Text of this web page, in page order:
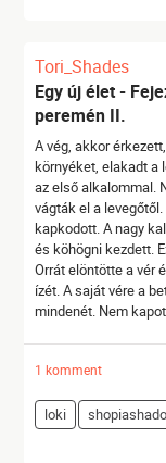
Tori_Shades
Egy új élet -
peremén II.
A vég, akkor
környéket, elakadt a
az első alkalommal.
vágták el a
kapkodott. A nagy
és köhögni kezdett.
Orrát elöntötte a vér
ízét. A saját vére a
mindenét. Nem
1 komment
loki